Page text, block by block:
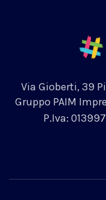
Via Gioberti, 39
Gruppo PAIM
P.Iva: